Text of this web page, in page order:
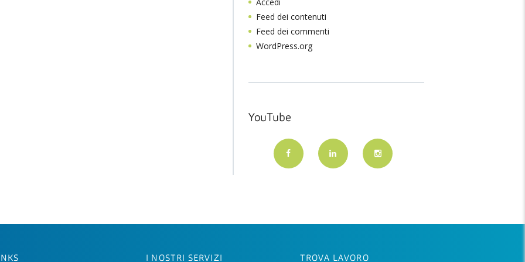
Feed dei contenuti
Feed dei commenti
WordPress.org
YouTube
I NOSTRI SERVIZI TROVA LAVORO